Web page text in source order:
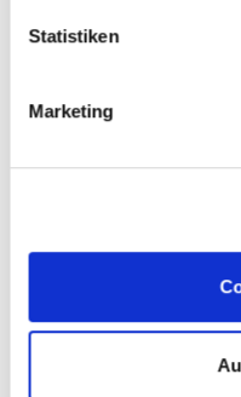
Statistiken
Marketing
CONNAISSANCES
UNE MARQUE
FORTE